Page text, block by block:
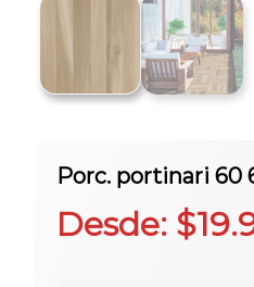
Porc. portinari 60
Desde: $